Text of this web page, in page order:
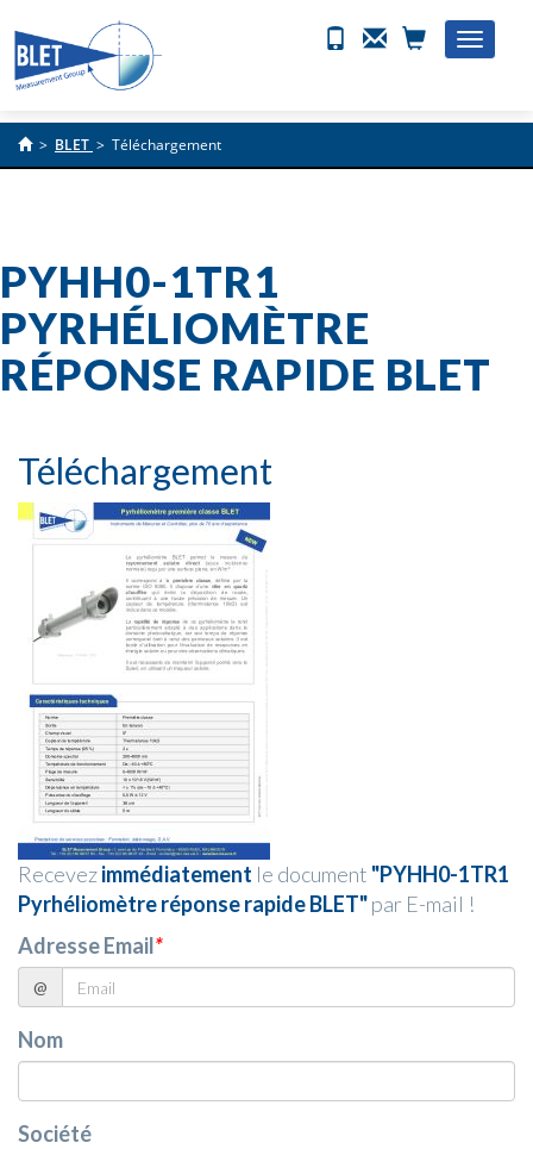
Toggle
> BLET > Téléchargement
PYHH0-1TR1
PYRHÉLIOMÈTRE
RÉPONSE RAPIDE BLET
Téléchargement
Recevezimmédiatement le document "PYHH0-1TR1
Pyrhéliomètre réponse rapide BLET"par E-mail !
Adresse Email*
@
Nom
Société